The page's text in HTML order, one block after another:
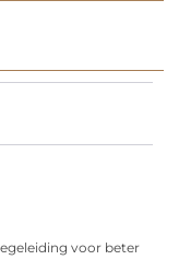
voor beter